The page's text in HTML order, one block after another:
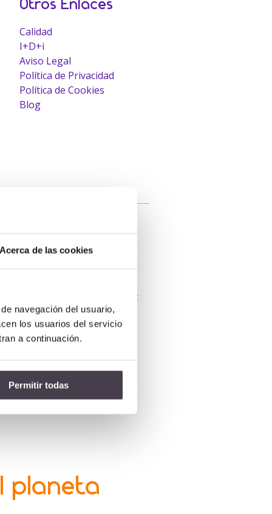
de las cookies
navegación del usuario,
los usuarios del servicio
a continuación.
Permitir todas
Otros Enlaces
Calidad
I+D+i
Aviso Legal
Política de Privacidad
Política de Cookies
Blog
Área Privada
Acceso Clientes: MIA
Acceso Empleados: MyNet
planeta